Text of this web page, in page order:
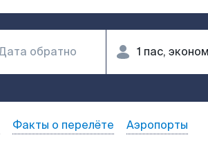
Факты о перелёте Аэропорты